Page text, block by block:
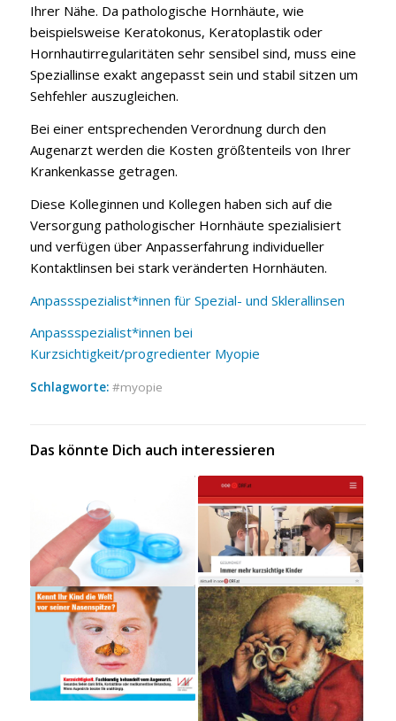
Ihrer Nähe. Da pathologische Hornhäute, wie
beispielsweise Keratokonus, Keratoplastik oder
Hornhautirregularitäten sehr sensibel sind, muss eine
Speziallinse exakt angepasst sein und stabil sitzen um
Sehfehler auszugleichen.
Bei einer entsprechenden Verordnung durch den
Augenarzt werden die Kosten größtenteils von Ihrer
Krankenkasse getragen.
Diese Kolleginnen und Kollegen haben sich auf die
Versorgung pathologischer Hornhäute spezialisiert
und verfügen über Anpasserfahrung individueller
Kontaktlinsen bei stark veränderten Hornhäuten.
Anpassspezialist*innen für Spezial- und Sklerallinsen
Anpassspezialist*innen bei
Kurzsichtigkeit/progredienter Myopie
Schlagworte: myopie
Das könnte Dich auch interessieren